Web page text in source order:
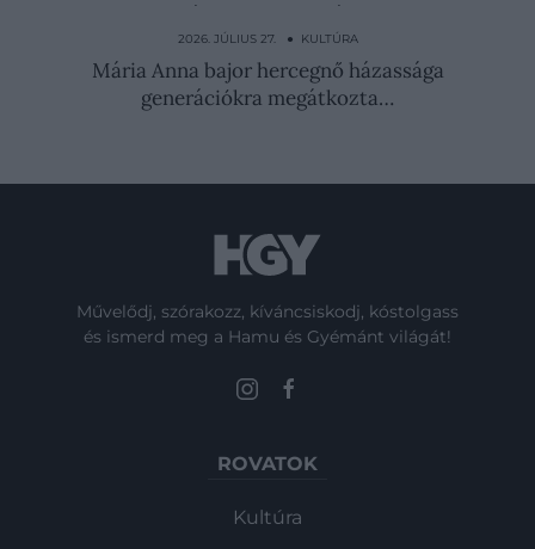
Magyar lányért vonult háborúba a
Monarchia egyetlen afrikai…
2026. JÚLIUS 27. ● KULTÚRA
Mária Anna bajor hercegnő házassága
generációkra megátkozta…
Művelődj, szórakozz, kíváncsiskodj, kóstolgass
és ismerd meg a Hamu és Gyémánt világát!
ROVATOK
Kultúra